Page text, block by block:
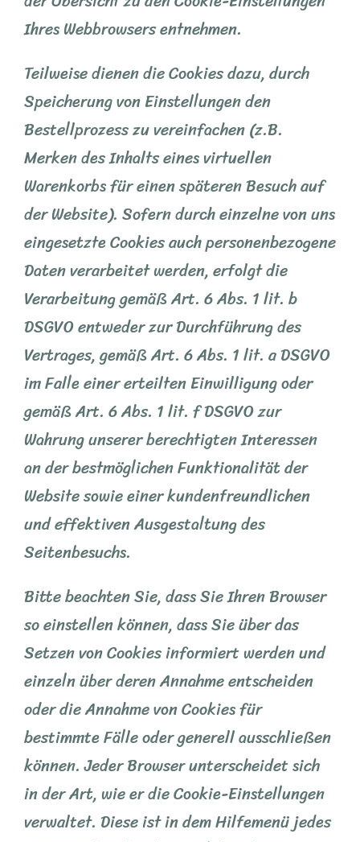
Ihres Webbrowsers entnehmen.
Teilweise dienen die Cookies dazu, durch
Speicherung von Einstellungen den
Bestellprozess zu vereinfachen (z.B.
Merken des Inhalts eines virtuellen
Warenkorbs für einen späteren Besuch auf
der Website). Sofern durch einzelne von uns
eingesetzte Cookies auch personenbezogene
Daten verarbeitet werden, erfolgt die
Verarbeitung gemäß Art. 6 Abs. 1 lit. b
DSGVO entweder zur Durchführung des
Vertrages, gemäß Art. 6 Abs. 1 lit. a DSGVO
im Falle einer erteilten Einwilligung oder
gemäß Art. 6 Abs. 1 lit. f DSGVO zur
Wahrung unserer berechtigten Interessen
an der bestmöglichen Funktionalität der
Website sowie einer kundenfreundlichen
und effektiven Ausgestaltung des
Seitenbesuchs.
Bitte beachten Sie, dass Sie Ihren Browser
so einstellen können, dass Sie über das
Setzen von Cookies informiert werden und
einzeln über deren Annahme entscheiden
oder die Annahme von Cookies für
bestimmte Fälle oder generell ausschließen
können. Jeder Browser unterscheidet sich
in der Art, wie er die Cookie-Einstellungen
verwaltet. Diese ist in dem Hilfemenü jedes